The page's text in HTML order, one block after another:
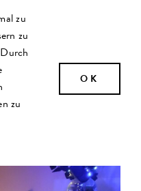
zu
zu
zu
OK